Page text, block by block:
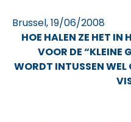
Brussel, 19/06/2008
HOE HALEN ZE HET IN
VOOR DE “KLEINE
WORDT INTUSSEN